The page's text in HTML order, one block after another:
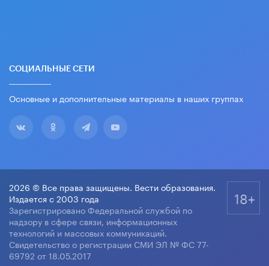
СОЦИАЛЬНЫЕ СЕТИ
Основные и дополнительные материалы в наших группах
2026 © Все права защищены. Вести образования.
Издается с 2003 года
Зарегистрировано Федеральной службой по
надзору в сфере связи, информационных
технологий и массовых коммуникаций.
Свидетельство о регистрации СМИ ЭЛ № ФС 77-
69792 от 18.05.2017
18+